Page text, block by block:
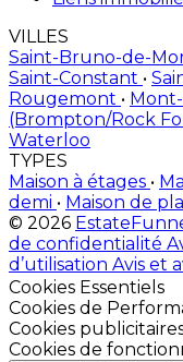
VILLES
Saint-Bruno-de-
Saint-Constant •
Rougemont •
(Brompton/Rock
Waterloo
TYPES
Maison à étages •
demi • Maison de
© 2026
de confidentialité
d’utilisation Avis et
Activer
Cookies Essentiels
Activer
Cookies de
Activer
Cookies
Activer
Cookies de